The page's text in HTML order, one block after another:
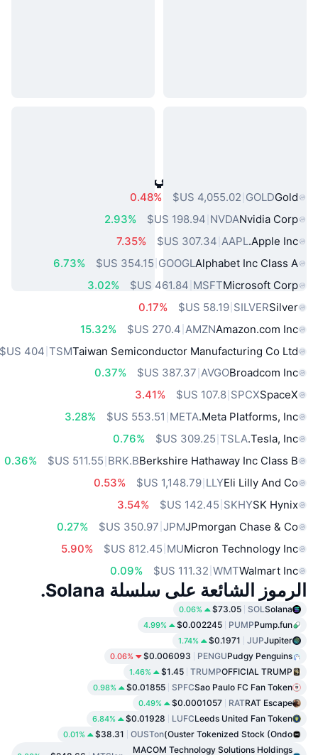
أصول العالم الحقيقي الشائعة
Gold
GOLD
0.48%
Nvidia Corp
NVDA
2.93%
Apple Inc.
AAPL
7.35%
Alphabet Inc Class A
GOOGL
6.73%
Microsoft Corp
MSFT
3.02%
Silver
SILVER
‏58.19 US$
0.17%
Amazon.com Inc
AMZN
15.32%
Taiwan Semiconductor Manufacturing Co Ltd
TSM
Broadcom Inc
AVGO
0.37%
SpaceX
SPCX
‏107.8 US$
3.41%
Meta Platforms, Inc.
META
3.28%
Tesla, Inc.
TSLA
0.76%
Berkshire Hathaway Inc Class B
BRK.B
0.36%
Eli Lilly And Co
LLY
‏‏1,148.79 US$
0.53%
SK Hynix
SKHY
3.54%
JPmorgan Chase & Co
JPM
0.27%
Micron Technology Inc
MU
5.90%
Walmart Inc
WMT
0.09%
الرموز الشائعة على سلسلة Solana.
Solana
SOL
$73.05
0.06%
Pump.fun
PUMP
$0.002245
4.99%
Jupiter
JUP
$0.1971
1.74%
Pudgy Penguins
PENGU
$0.006093
0.06%
OFFICIAL TRUMP
TRUMP
$1.45
1.46%
Sao Paulo FC Fan Token
SPFC
$0.01855
0.98%
RAT Escape
RAT
$0.0001057
0.49%
Leeds United Fan Token
LUFC
$0.01928
6.84%
Ouster Tokenized Stock (Ondo)
OUSTon
$38.31
0.01%
MACOM Technology Solutions Holdings